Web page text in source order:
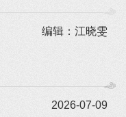
编辑：江晓雯
2026-07-09